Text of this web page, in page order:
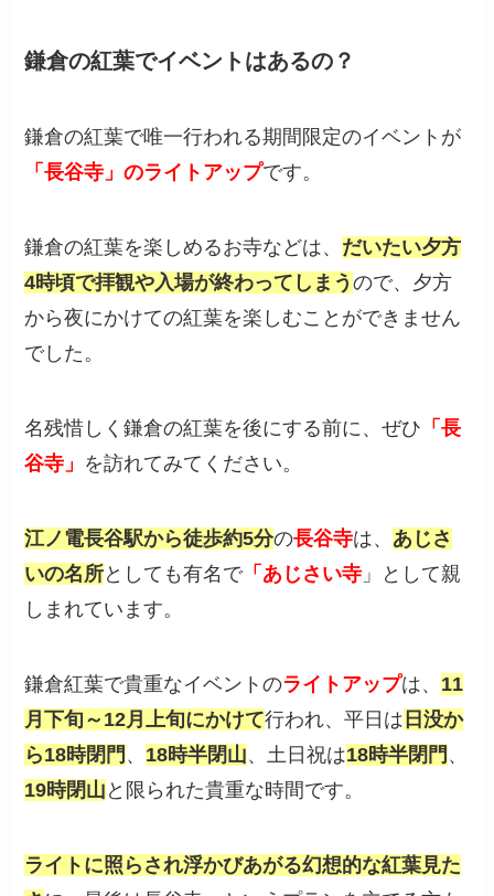
鎌倉の紅葉でイベントはあるの？
鎌倉の紅葉で唯一行われる期間限定のイベントが
「長谷寺」のライトアップです。
鎌倉の紅葉を楽しめるお寺などは、 だいたい夕方
4時頃で拝観や入場が終わってしまうので、夕方
から夜にかけての紅葉を楽しむことができません
でした。
名残惜しく鎌倉の紅葉を後にする前に、ぜひ 「長
谷寺」 を訪れてみてください。
江ノ電長谷駅から徒歩約5分の長谷寺は、 あじさ
いの名所としても有名で「あじさい寺 」として親
しまれています。
鎌倉紅葉で貴重なイベントのライトアップは、 11
月下旬～12月上旬にかけて行われ、平日は 日没か
ら18時閉門 、 18時半閉山、土日祝は18時半閉門 、
19時閉山 と限られた貴重な時間です。
ライトに照らされ浮かびあがる幻想的な紅葉見た